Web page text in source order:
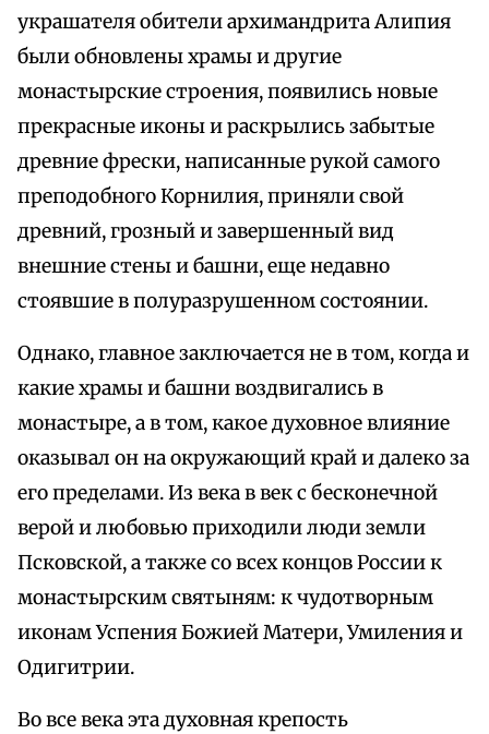
украшателя обители архимандрита Алипия
были обновлены храмы и другие
монастырские строения, появились новые
прекрасные иконы и раскрылись забытые
древние фрески, написанные рукой самого
преподобного Корнилия, приняли свой
древний, грозный и завершенный вид
внешние стены и башни, еще недавно
стоявшие в полуразрушенном состоянии.
Однако, главное заключается не в том, когда и
какие храмы и башни воздвигались в
монастыре, а в том, какое духовное влияние
оказывал он на окружающий край и далеко за
его пределами. Из века в век с бесконечной
верой и любовью приходили люди земли
Псковской, а также со всех концов России к
монастырским святыням: к чудотворным
иконам Успения Божией Матери, Умиления и
Одигитрии.
Во все века эта духовная крепость